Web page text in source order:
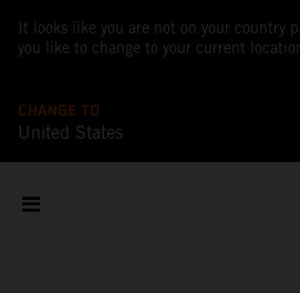
It looks like you are not on your country
you like to change to your current
CHANGE TO
United States